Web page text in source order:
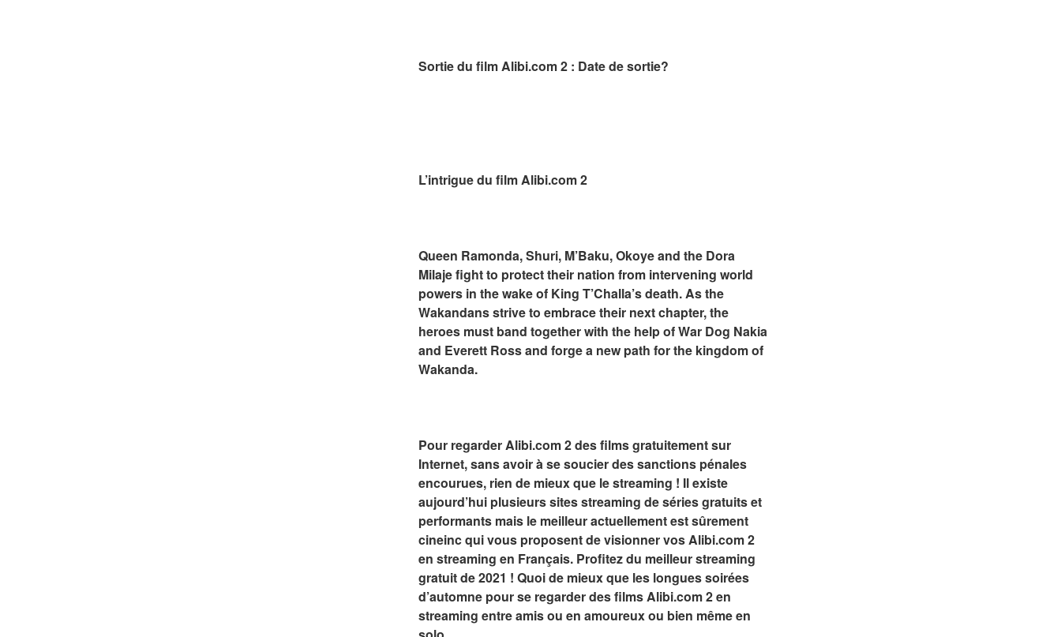
Sortie du film Alibi.com 2 : Date de sortie?
L’intrigue du film Alibi.com 2
Queen Ramonda, Shuri, M’Baku, Okoye and the Dora
Milaje fight to protect their nation from intervening world
powers in the wake of King T’Challa’s death. As the
Wakandans strive to embrace their next chapter, the
heroes must band together with the help of War Dog Nakia
and Everett Ross and forge a new path for the kingdom of
Wakanda.
Pour regarder Alibi.com 2 des films gratuitement sur
Internet, sans avoir à se soucier des sanctions pénales
encourues, rien de mieux que le streaming ! Il existe
aujourd’hui plusieurs sites streaming de séries gratuits et
performants mais le meilleur actuellement est sûrement
cineinc qui vous proposent de visionner vos Alibi.com 2
en streaming en Français. Profitez du meilleur streaming
gratuit de 2021 ! Quoi de mieux que les longues soirées
d’automne pour se regarder des films Alibi.com 2 en
streaming entre amis ou en amoureux ou bien même en